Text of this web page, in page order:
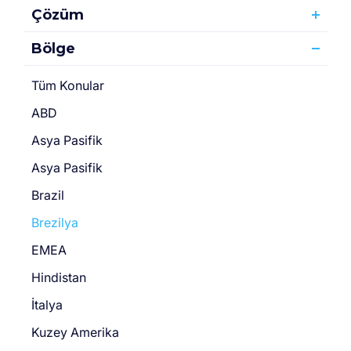
Çözüm
Bölge
Tüm Konular
ABD
Asya Pasifik
Asya Pasifik
Brazil
Brezilya
EMEA
Hindistan
İtalya
Kuzey Amerika